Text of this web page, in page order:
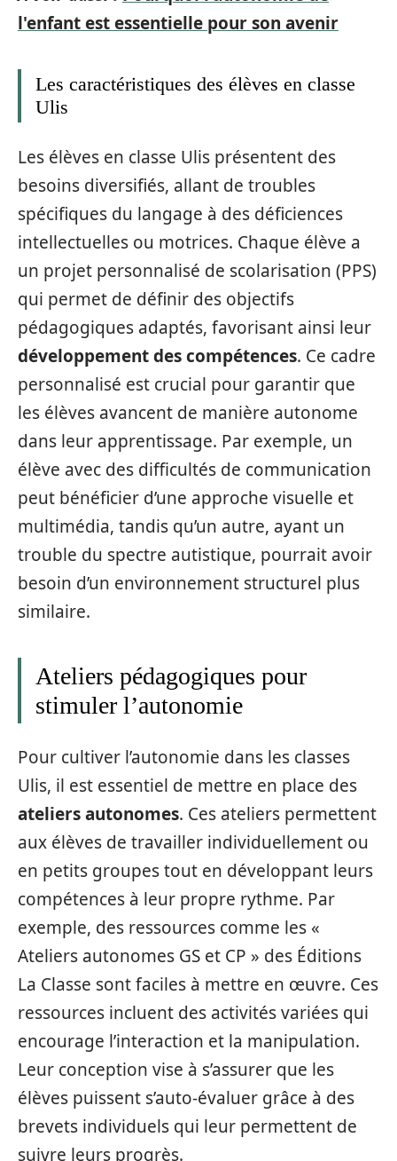
l'enfant est essentielle pour son avenir
Les caractéristiques des élèves en classe
Ulis
Les élèves en classe Ulis présentent des
besoins diversifiés, allant de troubles
spécifiques du langage à des déficiences
intellectuelles ou motrices. Chaque élève a
un projet personnalisé de scolarisation (PPS)
qui permet de définir des objectifs
pédagogiques adaptés, favorisant ainsi leur
développement des compétences. Ce cadre
personnalisé est crucial pour garantir que
les élèves avancent de manière autonome
dans leur apprentissage. Par exemple, un
élève avec des difficultés de communication
peut bénéficier d’une approche visuelle et
multimédia, tandis qu’un autre, ayant un
trouble du spectre autistique, pourrait avoir
besoin d’un environnement structurel plus
similaire.
Ateliers pédagogiques pour
stimuler l’autonomie
Pour cultiver l’autonomie dans les classes
Ulis, il est essentiel de mettre en place des
ateliers autonomes. Ces ateliers permettent
aux élèves de travailler individuellement ou
en petits groupes tout en développant leurs
compétences à leur propre rythme. Par
exemple, des ressources comme les «
Ateliers autonomes GS et CP » des Éditions
La Classe sont faciles à mettre en œuvre. Ces
ressources incluent des activités variées qui
encourage l’interaction et la manipulation.
Leur conception vise à s’assurer que les
élèves puissent s’auto-évaluer grâce à des
brevets individuels qui leur permettent de
suivre leurs progrès.